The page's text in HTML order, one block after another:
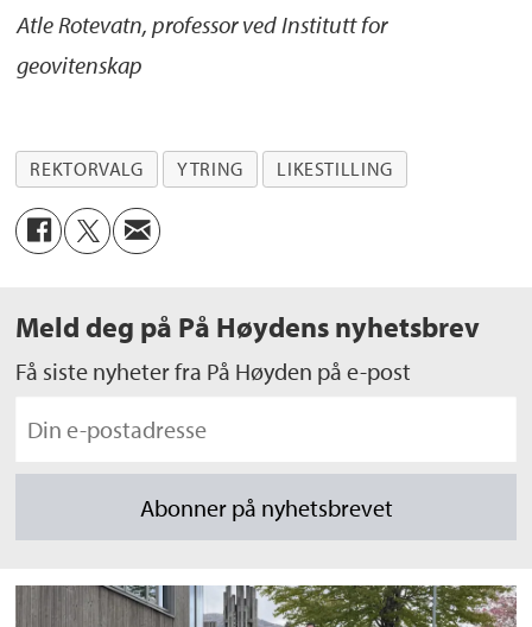
Atle Rotevatn, professor ved Institutt for
geovitenskap
REKTORVALG YTRING LIKESTILLING
Meld deg på På Høydens nyhetsbrev
Få siste nyheter fra På Høyden på e-post